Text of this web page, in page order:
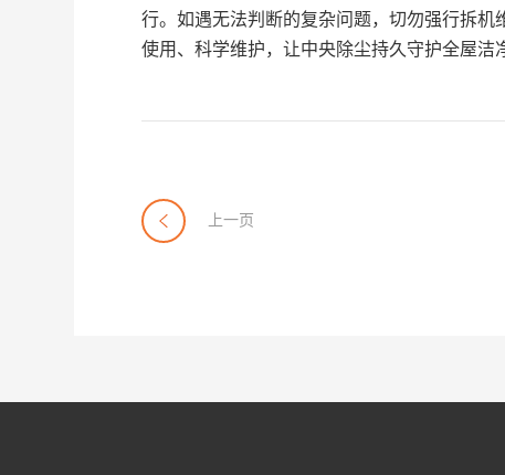
行。如遇无法判断的复杂问题，切勿强行拆机
使用、科学维护，让中央除尘持久守护全屋洁
上一页